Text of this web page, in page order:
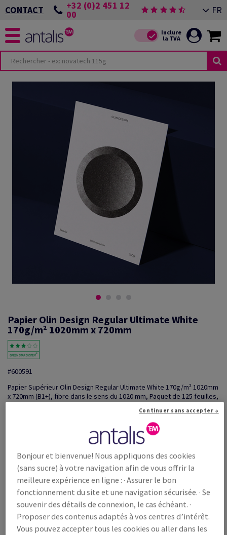
CONTACT +32 (0)2 451 12
00 FR
Papier Olin Design Regular Ultimate White
170g/m² 1020mm x 720mm
#600591
Papier Supérieur Olin Design Regular Ultimate White 170g/m² 1020mm
x 720mm (B1+), fibre dans le sens du 1020 mm, Paquet de 125 feuilles,
FSC mix Credit
Promotions: Offre temporaire! Jusqu'à 20% de remise sur
Prix TTC
€ 1 721,15 22,21% OFF
WEB Prix promo TTC
€ 1 338,84
/ 1 000 feuille(s)
Bonjour et bienvenue! Nous appliquons des cookies
(sans sucre) à votre navigation afin de vous offrir la
meilleure expérience en ligne : · Assurer le bon
fonctionnement du site et une navigation sécurisée. · Se
souvenir des détails de connexion, le cas échéant. ·
Proposer des contenus adaptés à vos centres d’intérêt.
Vous pouvez accepter tous les cookies ou aller dans les
Continuer sans accepter →